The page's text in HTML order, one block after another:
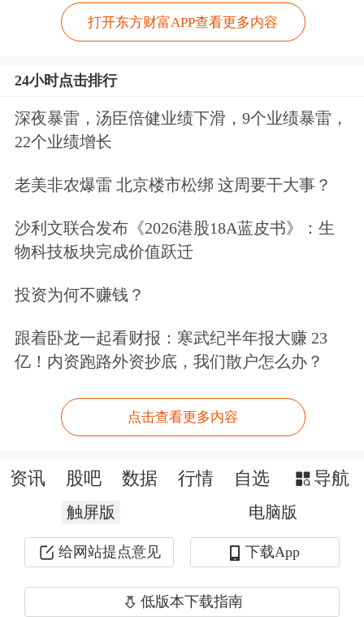
性价比更高；对比桶装水，无需配套饮
可控，适配煮饭、泡茶、煲汤等居家高
耗水场景。高温环境下居民日均饮水
量、餐饮后厨用水、户外集体囤货需求
同步上涨，新增用水需求高度匹配中大
包装产品定位，2018-2023年中大包装
水市场规模自232亿元增长至424亿元，
复合增速12.8%，大幅高于行业整体
渠道迭代进一步放大中大包装水在厄尔
尼诺周期的增长优势。传统桶装水依托
社区水站线下订水模式，履约效率偏
低；而中大包装适配商超、电商、O2O
16.1%，占比持续走高，即时零售天然
适配中大包装重货、应急补货的消费特
打开东方财富APP查看更多内容
24小时点击排行
深夜暴雷，汤臣倍健业绩下滑，9个业绩暴雷，
22个业绩增长
老美非农爆雷 北京楼市松绑 这周要干大事？
沙利文联合发布《2026港股18A蓝皮书》：生
物科技板块完成价值跃迁
投资为何不赚钱？
跟着卧龙一起看财报：寒武纪半年报大赚 23
亿！内资跑路外资抄底，我们散户怎么办？
点击查看更多内容
资讯 股吧 数据 行情 自选 导航
触屏版 电脑版
给网站提点意见 下载App
低版本下载指南